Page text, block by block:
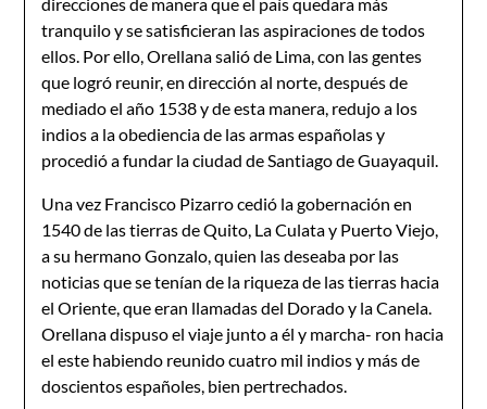
tranquilo y se satisficieran las aspiraciones de todos
ellos. Por ello, Orellana salió de Lima, con las gentes
que logró reunir, en dirección al norte, después de
mediado el año 1538 y de esta manera, redujo a los
indios a la obediencia de las armas españolas y
procedió a fundar la ciudad de Santiago de Guayaquil.
Una vez Francisco Pizarro cedió la gobernación en
1540 de las tierras de Quito, La Culata y Puerto Viejo,
a su hermano Gonzalo, quien las deseaba por las
noticias que se tenían de la riqueza de las tierras hacia
el Oriente, que eran llamadas del Dorado y la Canela.
Orellana dispuso el viaje junto a él y marcha- ron hacia
el este habiendo reunido cuatro mil indios y más de
doscientos españoles, bien pertrechados.